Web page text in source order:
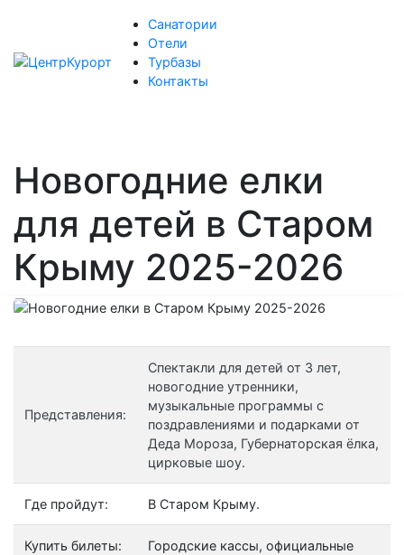
Санатории
Отели
Турбазы
Контакты
Новогодние елки
для детей в Старом
Крыму 2025-2026
Представления:
Спектакли для детей от 3 лет,
новогодние утренники,
музыкальные программы с
поздравлениями и подарками от
Деда Мороза, Губернаторская ёлка,
цирковые шоу.
Где пройдут: В Старом Крыму.
Купить билеты:
Городские кассы, официальные